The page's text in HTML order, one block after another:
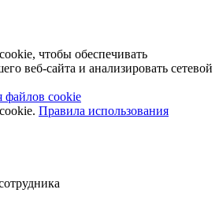
чтобы обеспечивать
веб-сайта и анализировать сетевой
файлов cookie
Правила использования